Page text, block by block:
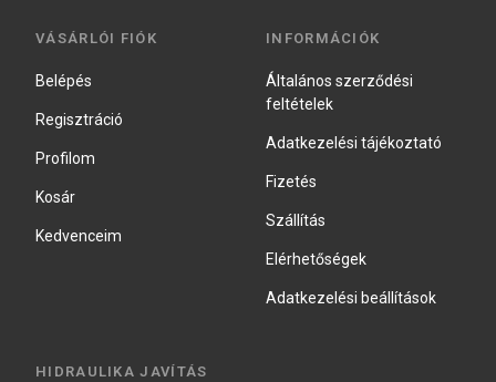
VÁSÁRLÓI FIÓK
Belépés
Regisztráció
Profilom
Kosár
Kedvenceim
INFORMÁCIÓK
Általános szerződési
feltételek
Adatkezelési tájékoztató
Fizetés
Szállítás
Elérhetőségek
Adatkezelési beállítások
HIDRAULIKA JAVÍTÁS